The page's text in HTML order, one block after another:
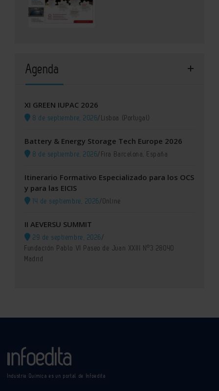
Agenda
XI GREEN IUPAC 2026
8 de septiembre, 2026/Lisboa (Portugal)
Battery & Energy Storage Tech Europe 2026
8 de septiembre, 2026/Fira Barcelona, España
Itinerario Formativo Especializado para los OCS
y para las EICIS
14 de septiembre, 2026/Online
II AEVERSU SUMMIT
29 de septiembre, 2026/
Fundación Pablo VI Paseo de Juan XXIII Nº3 28040
Madrid
Industria Química es un portal de Infoedita